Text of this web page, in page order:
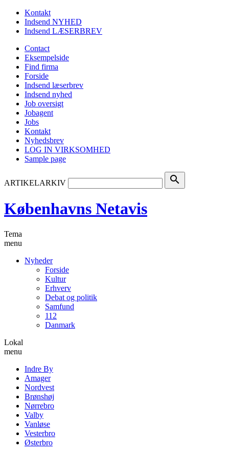
Kontakt
Indsend NYHED
Indsend LÆSERBREV
Contact
Eksempelside
Find firma
Forside
Indsend læserbrev
Indsend nyhed
Job oversigt
Jobagent
Jobs
Kontakt
Nyhedsbrev
LOG IN VIRKSOMHED
Sample page
ARTIKELARKIV search
Københavns Netavis
Tema
menu
Nyheder
Forside
Kultur
Erhverv
Debat og politik
Samfund
112
Danmark
Lokal
menu
Indre By
Amager
Nordvest
Brønshøj
Nørrebro
Valby
Vanløse
Vesterbro
Østerbro